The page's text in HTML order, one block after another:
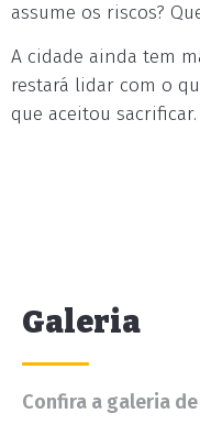
assume os riscos?
A cidade ainda tem
restará lidar com o
que aceitou sacrificar.
Galeria
Confira a galeria